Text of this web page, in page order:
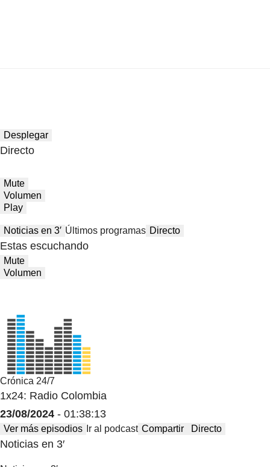
Desplegar
Directo
Mute
Volumen
Play
Noticias en 3′ Últimos programas Directo
Estas escuchando
Mute
Volumen
Crónica 24/7
1x24: Radio Colombia
23/08/2024 - 01:38:13
Ver más episodios Ir al podcast Compartir Directo
Noticias en 3′